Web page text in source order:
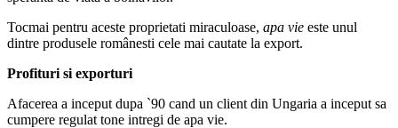
Tocmai pentru aceste proprietati miraculoase, apa vie este unul
dintre produsele românesti cele mai cautate la export.
Profituri si exporturi
Afacerea a inceput dupa `90 cand un client din Ungaria a inceput sa
cumpere regulat tone intregi de apa vie.